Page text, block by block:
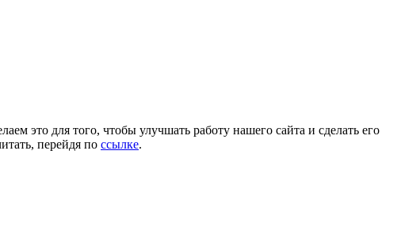
это для того, чтобы улучшать работу нашего сайта и сделать его
перейдя по ссылке.